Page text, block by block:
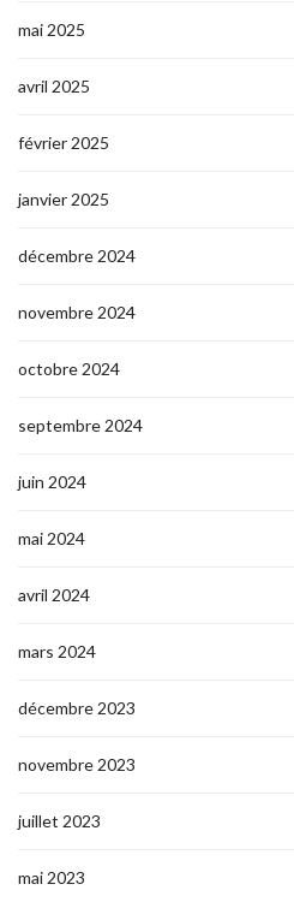
mai 2025
avril 2025
février 2025
janvier 2025
décembre 2024
novembre 2024
octobre 2024
septembre 2024
juin 2024
mai 2024
avril 2024
mars 2024
décembre 2023
novembre 2023
juillet 2023
mai 2023